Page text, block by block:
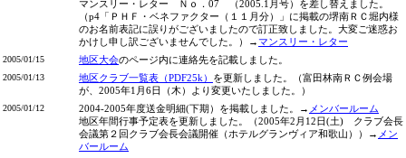
マンスリー・レター Ｎｏ．07 （2005.1月号）を差し替えました。
（p4「ＰＨＦ・ベネファクター（１１月分）」に掲載の堺南ＲＣ堀内様
のお名前表記に誤りがございましたので訂正致しました。大変ご迷惑お
かけし申し訳ございませんでした。）→マンスリー・レター
2005/01/15 地区大会のページ内に連絡先を記載しました。
2005/01/13 地区クラブ一覧表（PDF25k） を更新しました。（富田林南ＲＣ例会場
が、2005年1月6日（木）より変更いたしました。）
2005/01/12 2004-2005年度送金明細(下期）を掲載しました。→ メンバールーム
地区年間行事予定表を更新しました。（2005年2月12日(土) クラブ会長
会議第２回クラブ会長会議開催（ホテルグランヴィア和歌山））→ メン
バールーム